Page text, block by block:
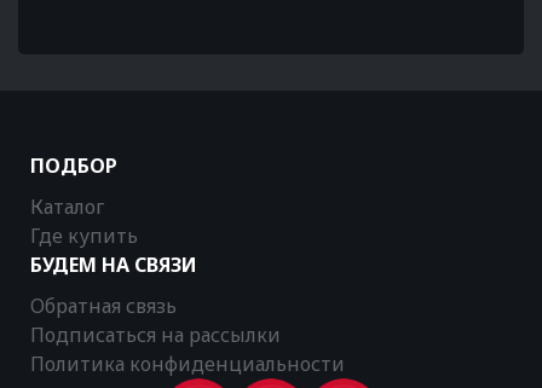
ПОДБОР
Каталог
Где купить
БУДЕМ НА СВЯЗИ
Обратная связь
Подписаться на рассылки
Политика конфиденциальности